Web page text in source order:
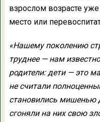
взрослом возрасте
место или
«Нашему поколению
труднее — нам
родители: дети — это
не считали
становились мишенью
сгоняли на них свою